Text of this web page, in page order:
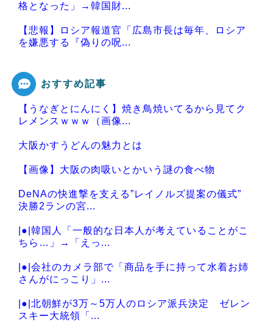
格となった」→韓国財...
【悲報】ロシア報道官「広島市長は毎年、ロシア
を嫌悪する『偽りの呪...
Powered by livedoor 相互RSS
おすすめ記事
【うなぎとにんにく】焼き鳥焼いてるから見てク
レメンスｗｗｗ（画像...
大阪かすうどんの魅力とは
【画像】大阪の肉吸いとかいう謎の食べ物
DeNAの快進撃を支える”レイノルズ提案の儀式”
決勝2ランの宮...
|●|韓国人「一般的な日本人が考えていることがこ
ちら…」→「えっ...
|●|会社のカメラ部で「商品を手に持って水着お姉
さんがにっこり」...
|●|北朝鮮が3万～5万人のロシア派兵決定 ゼレン
スキー大統領「...